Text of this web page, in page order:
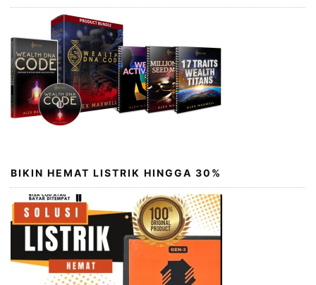
BIKIN HEMAT LISTRIK HINGGA 30%